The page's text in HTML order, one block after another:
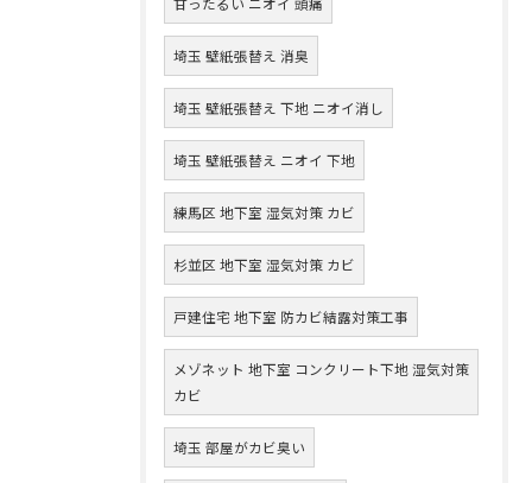
埼玉 壁紙張替え 消臭
埼玉 壁紙張替え 下地 ニオイ消し
埼玉 壁紙張替え ニオイ 下地
練馬区 地下室 湿気対策 カビ
杉並区 地下室 湿気対策 カビ
戸建住宅 地下室 防カビ結露対策工事
メゾネット 地下室 コンクリート下地 湿気対策
カビ
埼玉 部屋がカビ臭い